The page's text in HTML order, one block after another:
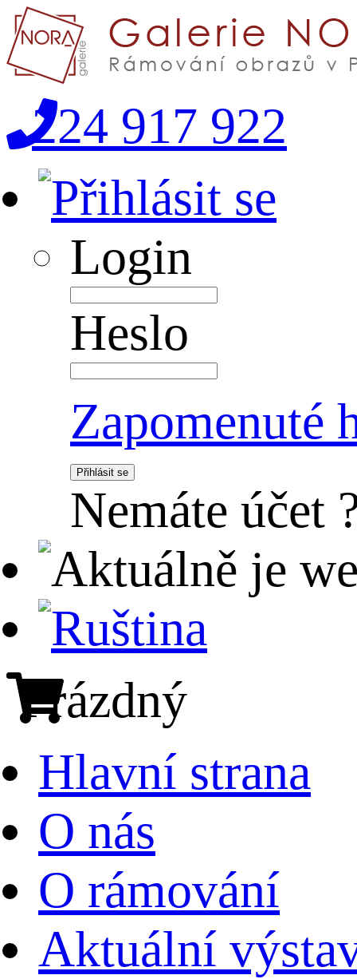
224 917 922
Login
Heslo
Zapomenuté
Přihlásit se
Nemáte účet
Prázdný
Hlavní strana
O nás
O rámování
Aktuální